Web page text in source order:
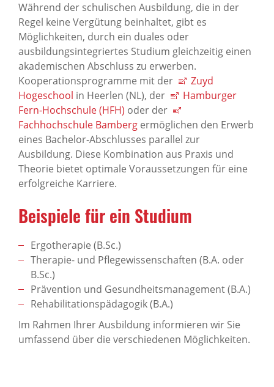
Während der schulischen Ausbildung, die in der
Regel keine Vergütung beinhaltet, gibt es
Möglichkeiten, durch ein duales oder
ausbildungsintegriertes Studium gleichzeitig einen
akademischen Abschluss zu erwerben.
Kooperationsprogramme mit der
Zuyd
Hogeschool in Heerlen (NL), der
Hamburger
Fern-Hochschule (HFH) oder der
Fachhochschule Bamberg ermöglichen den Erwerb
eines Bachelor-Abschlusses parallel zur
Ausbildung. Diese Kombination aus Praxis und
Theorie bietet optimale Voraussetzungen für eine
erfolgreiche Karriere.
Beispiele für ein Studium
Ergotherapie (B.Sc.)
Therapie- und Pflegewissenschaften (B.A. oder
B.Sc.)
Prävention und Gesundheitsmanagement (B.A.)
Rehabilitationspädagogik (B.A.)
Im Rahmen Ihrer Ausbildung informieren wir Sie
umfassend über die verschiedenen Möglichkeiten.